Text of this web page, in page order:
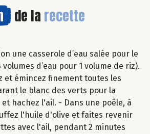
de la recette
une casserole d’eau salée pour le
d’eau pour 1 volume de riz).
et émincez finement toutes les
le blanc des verts pour la
et hachez l'ail. - Dans une poêle, à
l'huile d'olive et faites revenir
avec l'ail, pendant 2 minutes